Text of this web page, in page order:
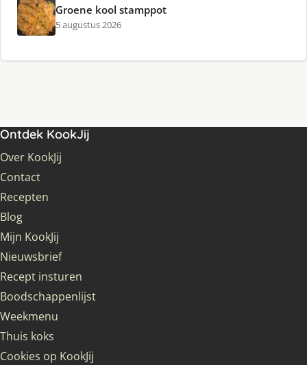
Groene kool stamppot
5 augustus 2026
Ontdek KookJij
Over KookJij
Contact
Recepten
Blog
Mijn KookJij
Nieuwsbrief
Recept insturen
Boodschappenlijst
Weekmenu
Thuis koks
Cookies op KookJij